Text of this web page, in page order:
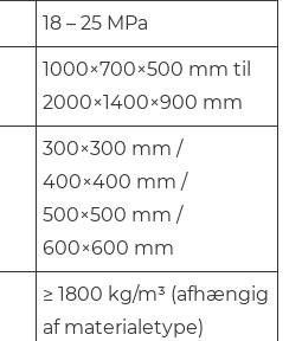
18 – 25 MPa
1000×700×500 mm til
2000×1400×900 mm
300×300 mm /
400×400 mm /
500×500 mm /
600×600 mm
≥ 1800 kg/m³ (afhængig
af materialetype)